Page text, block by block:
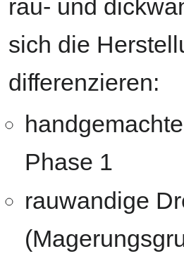
rau- und
sich die
differenzieren:
Phase 1
rauwandige